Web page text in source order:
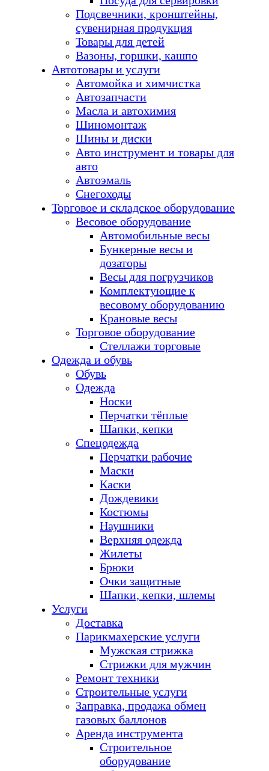
Подсвечники, кронштейны,
сувенирная продукция
Товары для детей
Вазоны, горшки, кашпо
Автотовары и услуги
Автомойка и химчистка
Автозапчасти
Масла и автохимия
Шиномонтаж
Шины и диски
Авто инструмент и товары для
авто
Автоэмаль
Снегоходы
Торговое и складское оборудование
Весовое оборудование
Автомобильные весы
Бункерные весы и
дозаторы
Весы для погрузчиков
Комплектующие к
весовому оборудованию
Крановые весы
Торговое оборудование
Стеллажи торговые
Одежда и обувь
Обувь
Одежда
Носки
Перчатки тёплые
Шапки, кепки
Спецодежда
Перчатки рабочие
Маски
Каски
Дождевики
Костюмы
Наушники
Верхняя одежда
Жилеты
Брюки
Очки защитные
Шапки, кепки, шлемы
Услуги
Доставка
Парикмахерские услуги
Мужская стрижка
Стрижки для мужчин
Ремонт техники
Строительные услуги
Заправка, продажа обмен
газовых баллонов
Аренда инструмента
Строительное
оборудование